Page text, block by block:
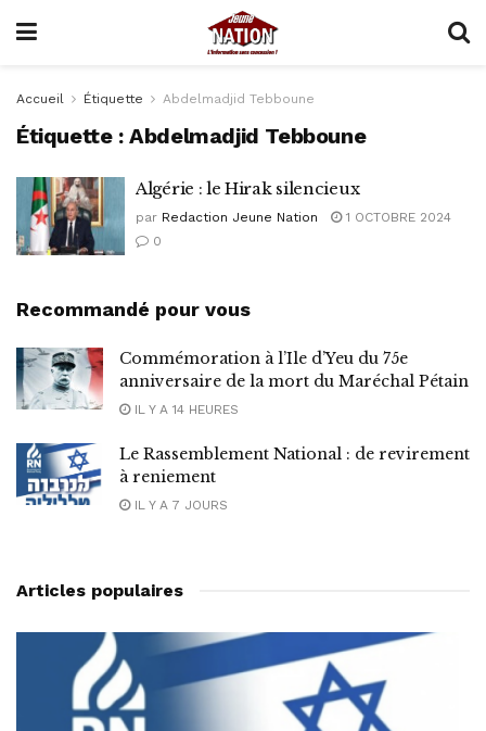
Accueil Étiquette Abdelmadjid Tebboune
Étiquette :Abdelmadjid Tebboune
Algérie : le Hirak silencieux
par Redaction Jeune Nation
1 OCTOBRE 2024
0
Recommandé pour vous
Commémoration à l’Ile d’Yeu du 75e
anniversaire de la mort du Maréchal Pétain
IL Y A 14 HEURES
Le Rassemblement National : de revirement
à reniement
IL Y A 7 JOURS
Articles populaires